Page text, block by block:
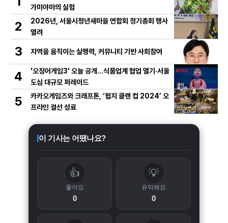
가미야마의 실험
2
2026년, 서울시청년새마을 연합회 정기총회 행사
열려
3 지역을 움직이는 실행력, 커뮤니티 기반 사회참여
4
'오징어게임3' 오늘 공개…식품업계 협업 열기·서울
도심 대규모 퍼레이드
5
카카오게임즈와 크래프톤, ‘펍지 클랜 컵 2024’ 오
프라인 결선 성료
이 기사는 어땠나요?
👍
좋아요
0
💡
유익해요
0